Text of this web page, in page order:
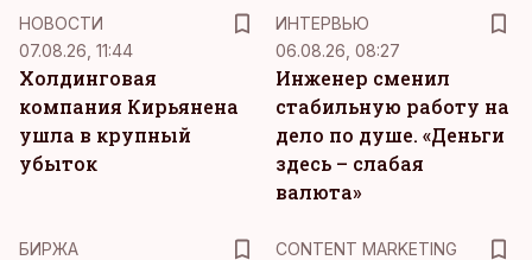
НОВОСТИ
07.08.26, 11:44
Холдинговая
компания Кирьянена
ушла в крупный
убыток
ИНТЕРВЬЮ
06.08.26, 08:27
Инженер сменил
стабильную работу на
дело по душе. «Деньги
здесь – слабая
валюта»
БИРЖА
CONTENT MARKETING